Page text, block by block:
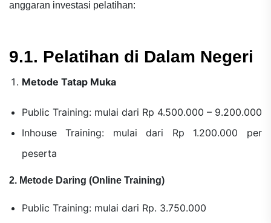
anggaran investasi pelatihan:
9.1. Pelatihan di Dalam Negeri
Metode Tatap Muka
Public Training: mulai dari Rp 4.500.000 – 9.200.000
Inhouse Training: mulai dari Rp 1.200.000 per
peserta
2. Metode Daring (Online Training)
Public Training: mulai dari Rp. 3.750.000